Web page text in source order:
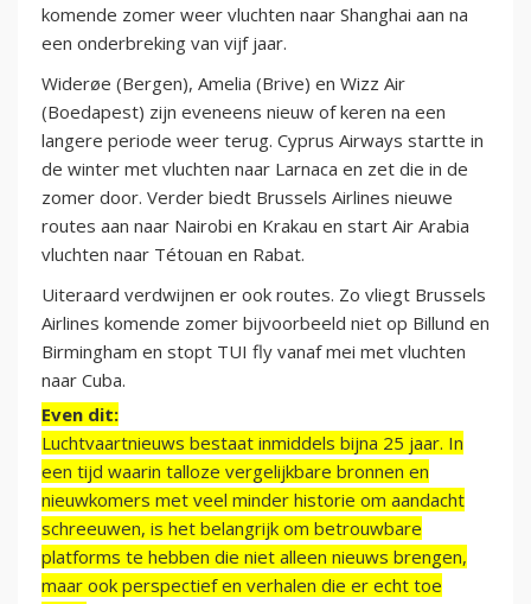
komende zomer weer vluchten naar Shanghai aan na
een onderbreking van vijf jaar.
Widerøe (Bergen), Amelia (Brive) en Wizz Air
(Boedapest) zijn eveneens nieuw of keren na een
langere periode weer terug. Cyprus Airways startte in
de winter met vluchten naar Larnaca en zet die in de
zomer door. Verder biedt Brussels Airlines nieuwe
routes aan naar Nairobi en Krakau en start Air Arabia
vluchten naar Tétouan en Rabat.
Uiteraard verdwijnen er ook routes. Zo vliegt Brussels
Airlines komende zomer bijvoorbeeld niet op Billund en
Birmingham en stopt TUI fly vanaf mei met vluchten
naar Cuba.
Even dit:
Luchtvaartnieuws bestaat inmiddels bijna 25 jaar. In
een tijd waarin talloze vergelijkbare bronnen en
nieuwkomers met veel minder historie om aandacht
schreeuwen, is het belangrijk om betrouwbare
platforms te hebben die niet alleen nieuws brengen,
maar ook perspectief en verhalen die er echt toe